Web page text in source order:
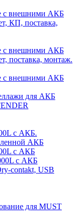
с внешними АКБ
КП, поставка,
с внешними АКБ
поставка, монтаж.
с внешними АКБ
для АКБ
с АКБ.
АКБ
с АКБ
с АКБ
contakt, USB
для MUST